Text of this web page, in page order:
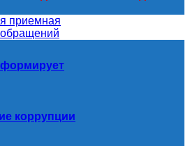
приемная
обращений
коррупции